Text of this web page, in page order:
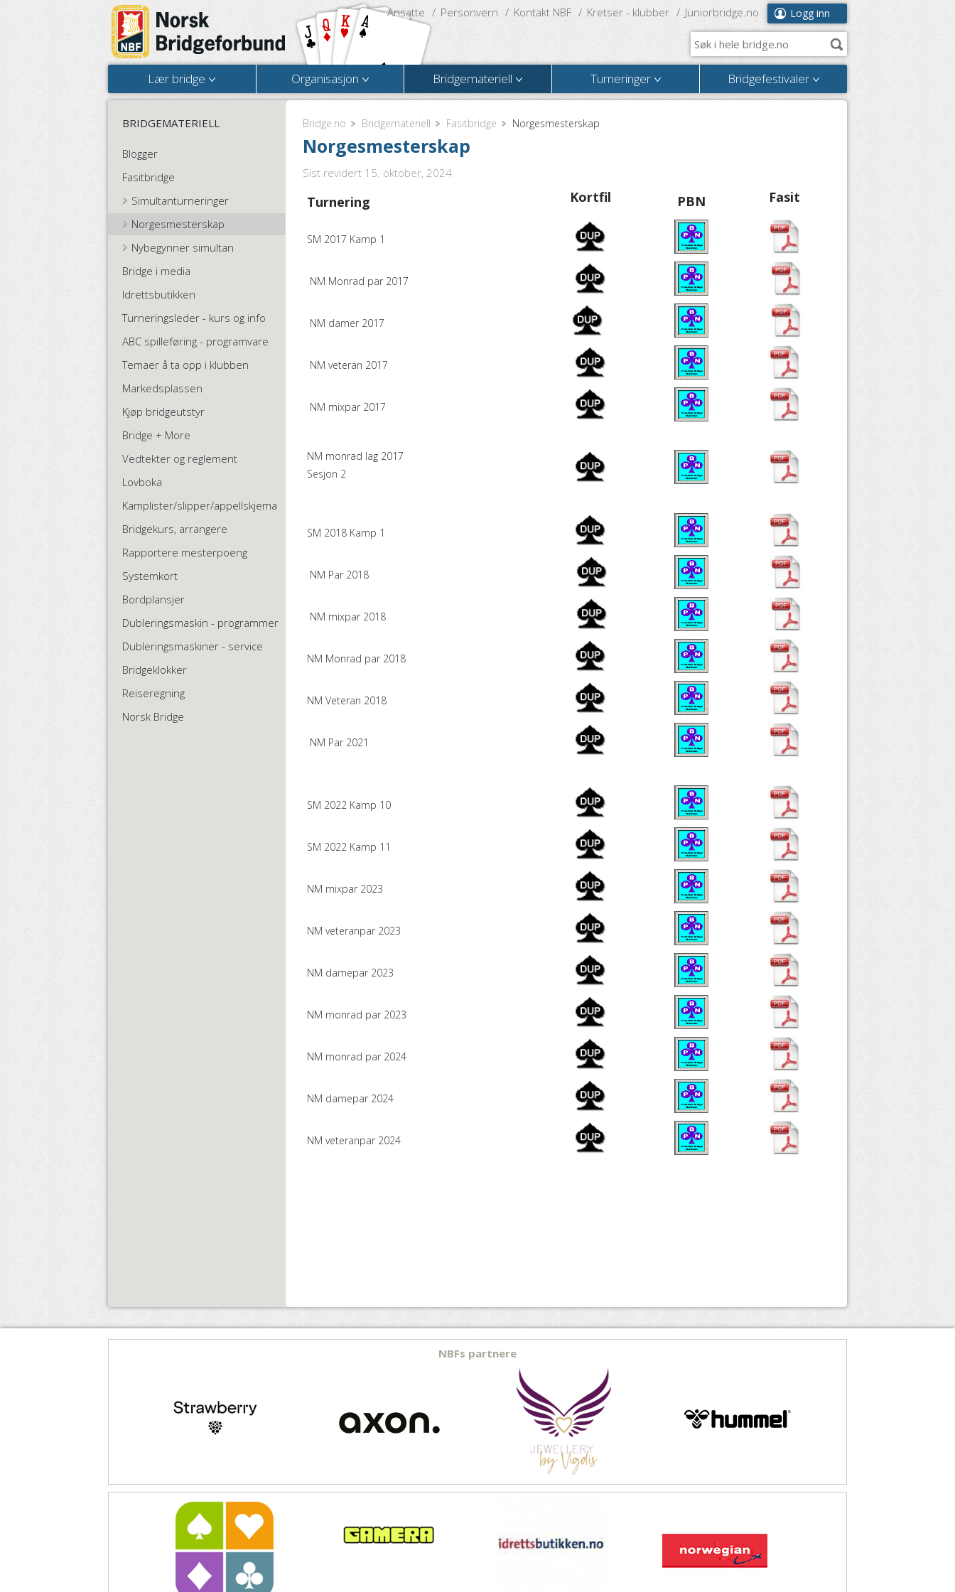
Logg inn
Ansatte Personvern Kontakt NBF Kretser - klubber Juniorbridge.no
Lær bridge Organisasjon Bridgemateriell Turneringer Bridgefestivaler
Bridge.no Bridgemateriell Fasitbridge Norgesmesterskap
Norgesmesterskap
Sist revidert 15. oktober, 2024
Turnering Kortfil PBN Fasit
SM 2017 Kamp 1
NM Monrad par 2017
NM damer 2017
NM veteran 2017
NM mixpar 2017
NM monrad lag 2017
Sesjon 2
SM 2018 Kamp 1
NM Par 2018
NM mixpar 2018
NM Monrad par 2018
NM Veteran 2018
NM Par 2021
SM 2022 Kamp 10
SM 2022 Kamp 11
NM mixpar 2023
NM veteranpar 2023
NM damepar 2023
NM monrad par 2023
NM monrad par 2024
NM damepar 2024
NM veteranpar 2024
BRIDGEMATERIELL
Blogger
Fasitbridge
Simultanturneringer
Norgesmesterskap
Nybegynner simultan
Bridge i media
Idrettsbutikken
Turneringsleder - kurs og info
ABC spilleføring - programvare
Temaer å ta opp i klubben
Markedsplassen
Kjøp bridgeutstyr
Bridge + More
Vedtekter og reglement
Lovboka
Kamplister/slipper/appellskjema
Bridgekurs, arrangere
Rapportere mesterpoeng
Systemkort
Bordplansjer
Dubleringsmaskin - programmer
Dubleringsmaskiner - service
Bridgeklokker
Reiseregning
Norsk Bridge
NBFs partnere